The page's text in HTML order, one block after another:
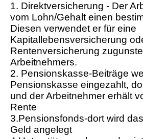
1. Direktversicherung - Der
vom Lohn/Gehalt einen
Diesen verwendet er für eine
Kapitallebensversicherung
Rentenversicherung
Arbeitnehmers.
2. Pensionskasse-Beiträge
Pensionskasse eingezahlt,
und der Arbeitnehmer erhält
Rente
3.Pensionsfonds-dort wird
Geld angelegt